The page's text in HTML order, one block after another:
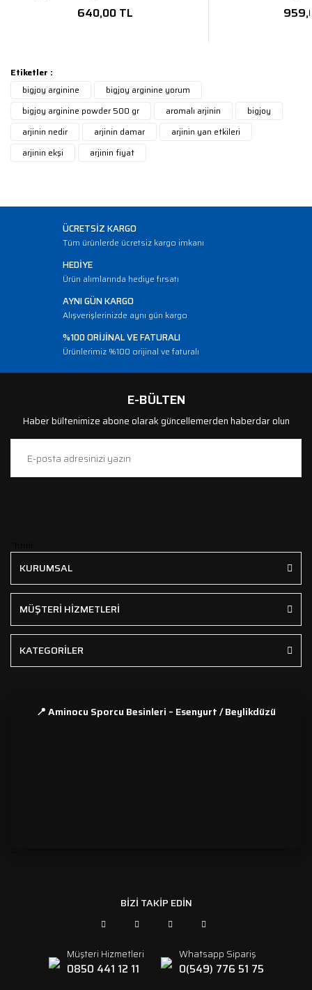
640,00 TL
Etiketler :
bigjoy arginine
bigjoy arginine yorum
bigjoy arginine powder 500 gr
aromalı arjinin
bigjoy
arjinin nedir
arjinin damar
arjinin yan etkileri
arjinin ekşi
arjinin fiyat
ÜCRETSİZ KARGO
Tüm ürünlerde ücretsiz kargo imkanı
HEDİYE
Ürün alımlarında hediye fırsatı
AYNI GÜN KARGO
Alışverişlerinizde aynı gün kargo
%100 ORİJİNAL VE FATURALI
Ürünlerimiz %100 orijinal ve faturalı
E-BÜLTEN
Haber bültenimize abone olarak güncellemerden haberdar olun
KURUMSAL
MÜŞTERİ HİZMETLERİ
KATEGORİLER
📍 Aminocu Sporcu Besinleri – Esenyurt / Beylikdüzü
BİZİ TAKİP EDİN
Müşteri Hizmetleri
0850 441 12 11
Whatsapp Sipariş
0(549) 776 51 75